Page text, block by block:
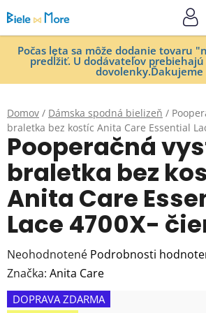
na
obsah
Počas leta sa môže dodanie tovaru
predĺžiť. U dodávateľov prebiehajú
dovolenky.Ďakujeme
Domov / Dámska spodná bielizeň /
braletka bez kostíc Anita Care Essential
Pooperačná
braletka bez
Anita Care
Lace 4700X-
Priemerné
hodnotenie
produktu
je
Neohodnotené Podrobnosti
Značka: Anita Care
DOPRAVA ZDARMA